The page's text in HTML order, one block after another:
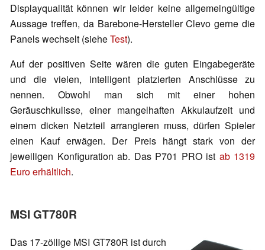
Displayqualität können wir leider keine allgemeingültige
Aussage treffen, da Barebone-Hersteller Clevo gerne die
Panels wechselt (sieheTest).
Auf der positiven Seite wären die guten Eingabegeräte
und die vielen, intelligent platzierten Anschlüsse zu
nennen. Obwohl man sich mit einer hohen
Geräuschkulisse, einer mangelhaften Akkulaufzeit und
einem dicken Netzteil arrangieren muss, dürfen Spieler
einen Kauf erwägen. Der Preis hängt stark von der
jeweiligen Konfiguration ab. Das P701 PRO ist ab 1319
Euro erhältlich.
MSI GT780R
Das 17-zöllige MSI GT780R ist durch